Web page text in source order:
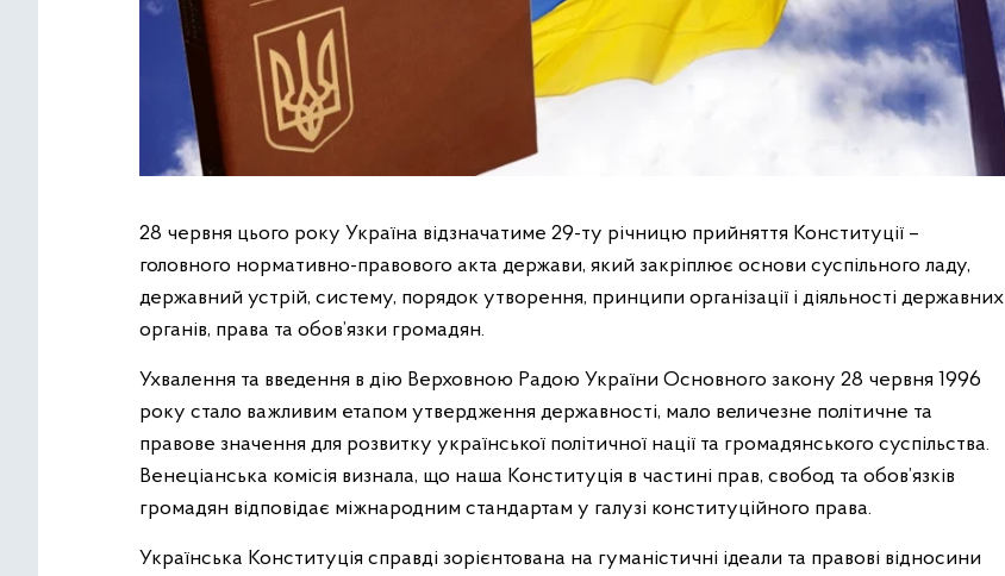
28 червня цього року Україна відзначатиме 29-ту річницю прийняття Конституції –
головного нормативно-правового акта держави, який закріплює основи суспільного ладу,
державний устрій, систему, порядок утворення, принципи організації і діяльності державних
органів, права та обов’язки громадян.
Ухвалення та введення в дію Верховною Радою України Основного закону 28 червня 1996
року стало важливим етапом утвердження державності, мало величезне політичне та
правове значення для розвитку української політичної нації та громадянського суспільства.
Венеціанська комісія визнала, що наша Конституція в частині прав, свобод та обов’язків
громадян відповідає міжнародним стандартам у галузі конституційного права.
Українська Конституція справді зорієнтована на гуманістичні ідеали та правові відносини